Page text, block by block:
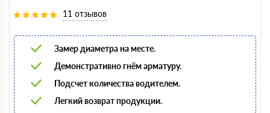
11 отзывов
Замер диаметра на месте.
Демонстративно гнём арматуру.
Подсчет количества водителем.
Легкий возврат продукции.